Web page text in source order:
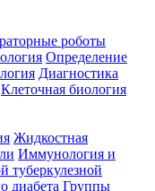
роботы
Определение
Диагностика
Клеточная биология
Жидкостная
Иммунология и
туберкулезной
диабета Группы